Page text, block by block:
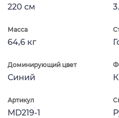
220 см
Масса
64,6 кг
Доминирующий цвет
Синий
Артикул
MD219-1